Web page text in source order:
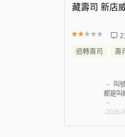
藏壽司 新店
迴轉壽司
壽
叫
都是叫
-2026-